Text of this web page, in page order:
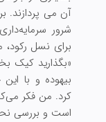
آن می پردازند.
برای نسل رکود،
«بگذارید کیک
بیهوده و با
کرد. من فکر
است و بررسی